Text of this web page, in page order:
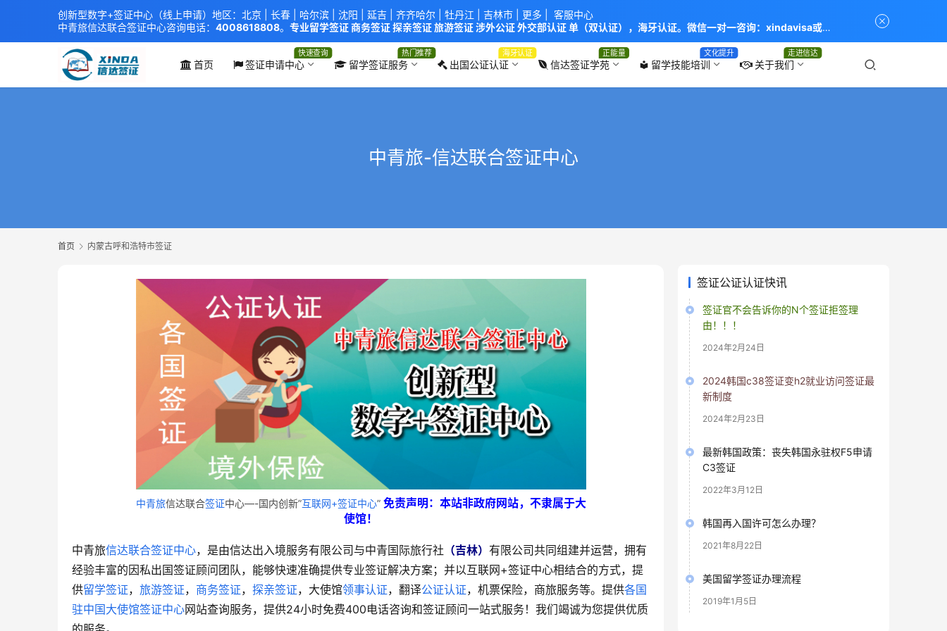
首页 签证申请中心
快速查询
留学签证服务
热门推荐
出国公证认证
海牙认证
信达签证学苑
正能量
local_library 留学技能培训
文化提升
关于我们
走进信达
中青旅-信达联合签证中心
首页 内蒙古呼和浩特市签证
中青旅信达联合签证中心—-国内创新”互联网+签证中心” 免责声明：本站非政府网站，不隶属于大
使馆！
中青旅信达联合签证中心，是由信达出入境服务有限公司与中青国际旅行社 （吉林） 有限公司共同组建并运营，拥有
经验丰富的因私出国签证顾问团队，能够快速准确提供专业签证解决方案；并以互联网+签证中心相结合的方式，提
供留学签证， 旅游签证， 商务签证， 探亲签证，大使馆领事认证，翻译公证认证，机票保险，商旅服务等。提供各国
驻中国大使馆签证中心网站查询服务，提供24小时免费400电话咨询和签证顾问一站式服务！我们竭诚为您提供优质
签证公证认证快讯
签证官不会告诉你的N个签证拒签理
由！！！
2024年2月24日
2024韩国c38签证变h2就业访问签证最
新制度
2024年2月23日
最新韩国政策：丧失韩国永驻权F5申请
C3签证
2022年3月12日
韩国再入国许可怎么办理？
2021年8月22日
美国留学签证办理流程
2019年1月5日
创新型数字+签证中心（线上申请）地区：北京 | 长春 哈尔滨 沈阳 延吉 | 齐齐哈尔 | 牡丹江 吉林市 | 更多 | 客服中心
中青旅信达联合签证中心咨询电话： 4008618808。 专业留学签证 商务签证 探亲签证 旅游签证 涉外公证 外交部认证 单（双认证），海牙认证。微信一对一咨询：xindavisa或
xindavisa01 免责声明：本站非政府网站，不隶属于大使馆！提供服务机构：信达出入境服务有限公司/中青国际旅行社有限公司.专业：留学签证 商务签证 探亲签证 旅游签证 涉外公证
外交部认证 单（双认证），海牙认证。